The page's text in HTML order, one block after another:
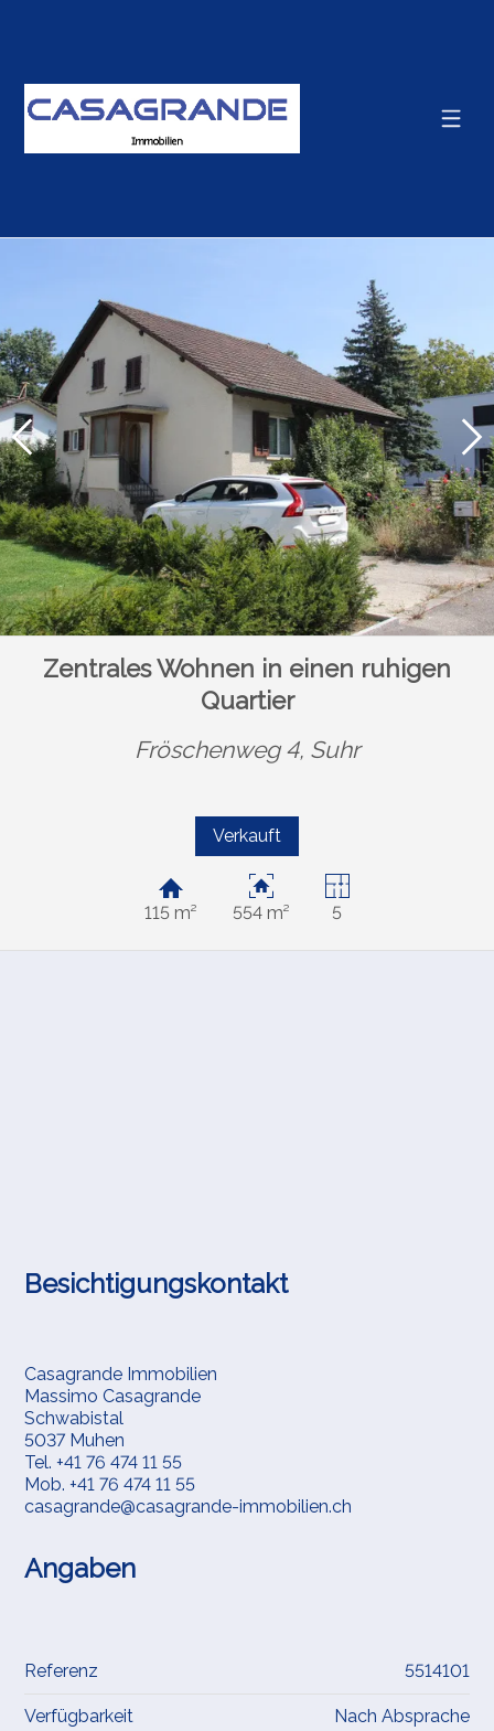
Zentrales Wohnen in einen ruhigen
Quartier
Fröschenweg 4, Suhr
Verkauft
115 m² 554 m² 5
Besichtigungskontakt
Casagrande Immobilien
Massimo Casagrande
Schwabistal
5037 Muhen
Tel.+41 76 474 11 55
Mob.+41 76 474 11 55
casagrande@casagrande-immobilien.ch
Angaben
Referenz 5514101
Verfügbarkeit Nach Absprache